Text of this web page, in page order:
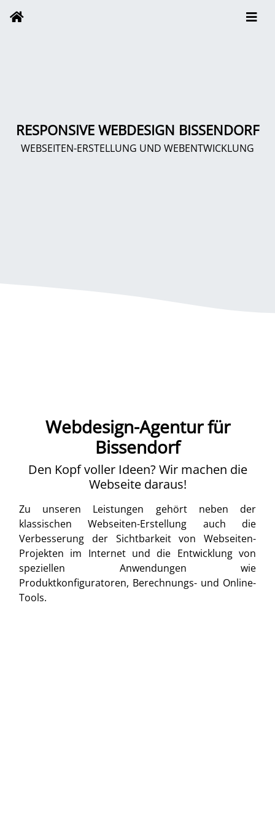
RESPONSIVE WEBDESIGN BISSENDORF
WEBSEITEN-ERSTELLUNG UND WEBENTWICKLUNG
Webdesign-Agentur für
Bissendorf
Den Kopf voller Ideen? Wir machen die
Webseite daraus!
Zu unseren Leistungen gehört neben der
klassischen Webseiten-Erstellung auch die
Verbesserung der Sichtbarkeit von Webseiten-
Projekten im Internet und die Entwicklung von
speziellen Anwendungen wie
Produktkonfiguratoren, Berechnungs- und Online-
Tools.